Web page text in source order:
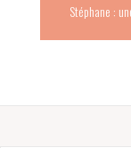
Stéphane :